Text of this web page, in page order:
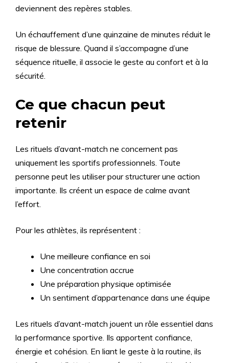
deviennent des repères stables.
Un échauffement d’une quinzaine de minutes réduit le
risque de blessure. Quand il s’accompagne d’une
séquence rituelle, il associe le geste au confort et à la
sécurité.
Ce que chacun peut
retenir
Les rituels d’avant-match ne concernent pas
uniquement les sportifs professionnels. Toute
personne peut les utiliser pour structurer une action
importante. Ils créent un espace de calme avant
l’effort.
Pour les athlètes, ils représentent :
Une meilleure confiance en soi
Une concentration accrue
Une préparation physique optimisée
Un sentiment d’appartenance dans une équipe
Les rituels d’avant-match jouent un rôle essentiel dans
la performance sportive. Ils apportent confiance,
énergie et cohésion. En liant le geste à la routine, ils